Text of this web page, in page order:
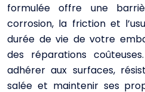
formulée offre une
corrosion, la friction et
durée de vie de votre
des réparations
adhérer aux surfaces,
salée et maintenir ses